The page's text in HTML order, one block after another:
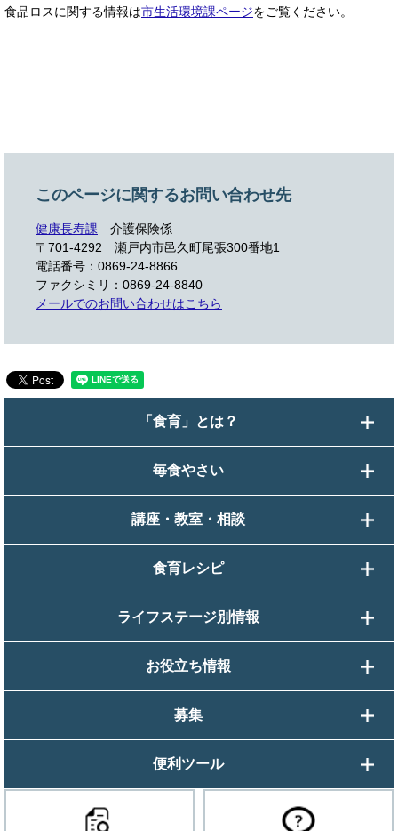
食品ロスに関する情報は市生活環境課ページをご覧ください。
このページに関するお問い合わせ先
健康長寿課
介護保険係
〒701-4292 瀬戸内市邑久町尾張300番地1
電話番号：0869-24-8866
ファクシミリ：0869-24-8840
メールでのお問い合わせはこちら
「食育」とは？
毎食やさい
講座・教室・相談
食育レシピ
ライフステージ別情報
お役立ち情報
募集
便利ツール